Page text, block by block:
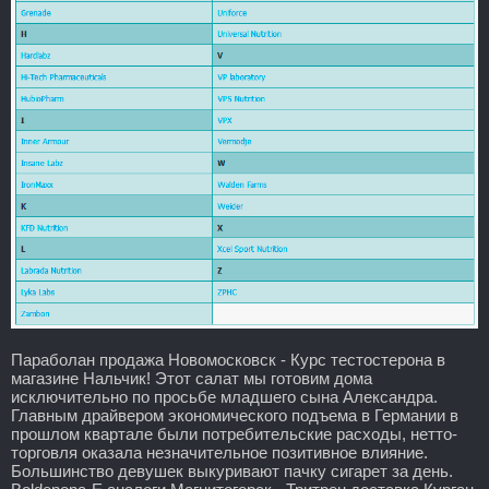
Параболан продажа Новомосковск - Курс тестостерона в
магазине Нальчик! Этот салат мы готовим дома
исключительно по просьбе младшего сына Александра.
Главным драйвером экономического подъема в Германии в
прошлом квартале были потребительские расходы, нетто-
торговля оказала незначительное позитивное влияние.
Большинство девушек выкуривают пачку сигарет за день.